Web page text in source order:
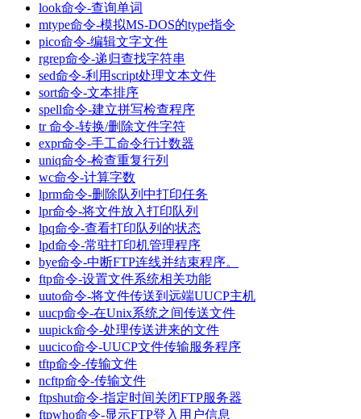
look命令-查询单词
mtype命令-模拟MS-DOS的type指令
pico命令-编辑文字文件
rgrep命令-递归查找字符串
sed命令-利用script处理文本文件
sort命令-文本排序
spell命令-建立拼写检查程序
tr 命令-转换/删除文件字符
expr命令-手工命令行计数器
uniq命令-检查重复行列
wc命令-计算字数
lprm命令-删除队列中打印任务
lpr命令-将文件放入打印队列
lpq命令-查看打印队列的状态
lpd命令-常驻打印机管理程序
bye命令-中断FTP连线并结束程序。
ftp命令-设置文件系统相关功能
uuto命令-将文件传送到远端UUCP主机
uucp命令-在Unix系统之间传送文件
uupick命令-处理传送进来的文件
uucico命令-UUCP文件传输服务程序
tftp命令-传输文件
ncftp命令-传输文件
ftpshut命令-指定时间关闭FTP服务器
ftpwho命令-显示FTP登入用户信息